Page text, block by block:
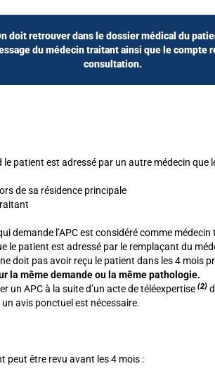
doit retrouver dans le dossier médical du
du médecin traitant ainsi que le compte
consultation.
le patient est adressé par un autre médecin
de sa résidence principale
demande l’APC est considéré comme
le patient est adressé par le remplaçant du
doit pas avoir reçu le patient dans les 4 mois
la même demande ou la même pathologie.
un APC à la suite d’un acte de téléexpertise (2)
avis ponctuel est nécessaire.
peut être revu avant les 4 mois :